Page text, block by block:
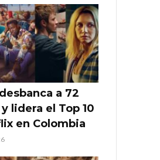
a 72
y lidera el Top 10
en Colombia